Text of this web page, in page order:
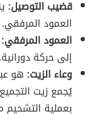
قضيب التوصيل:
العمود المرفقي.
العمود المرفقي:
إلى حركة دورانية.
وعاء الزيت: هو
يُجمع زيت
بعملية التشحيم